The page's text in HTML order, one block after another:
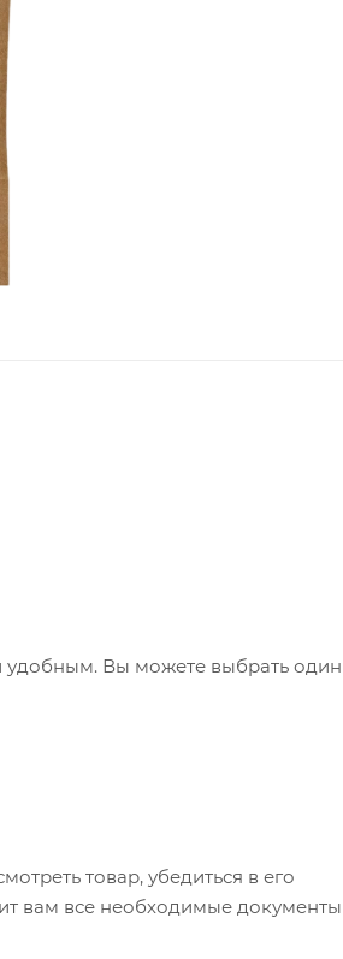
удобным. Вы можете выбрать
товар, убедиться в его
вам все необходимые